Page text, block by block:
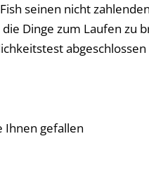
seinen nicht
Dinge zum Laufen zu
Ihnen gefallen